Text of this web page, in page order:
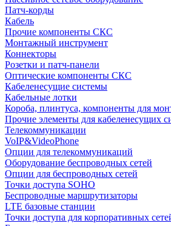
Патч-корды
Кабель
Прочие компоненты СКС
Монтажный инструмент
Коннекторы
Розетки и патч-панели
Оптические компоненты СКС
Кабеленесущие системы
Кабельные лотки
Короба, плинтуса, компоненты для
Прочие элементы для кабеленесущих
Телекоммуникации
VoIP&VideoPhone
Опции для телекоммуникаций
Оборудование беспроводных сетей
Опции для беспроводных сетей
Точки доступа SOHO
Беспроводные маршрутизаторы
LTE базовые станции
Точки доступа для корпоративных